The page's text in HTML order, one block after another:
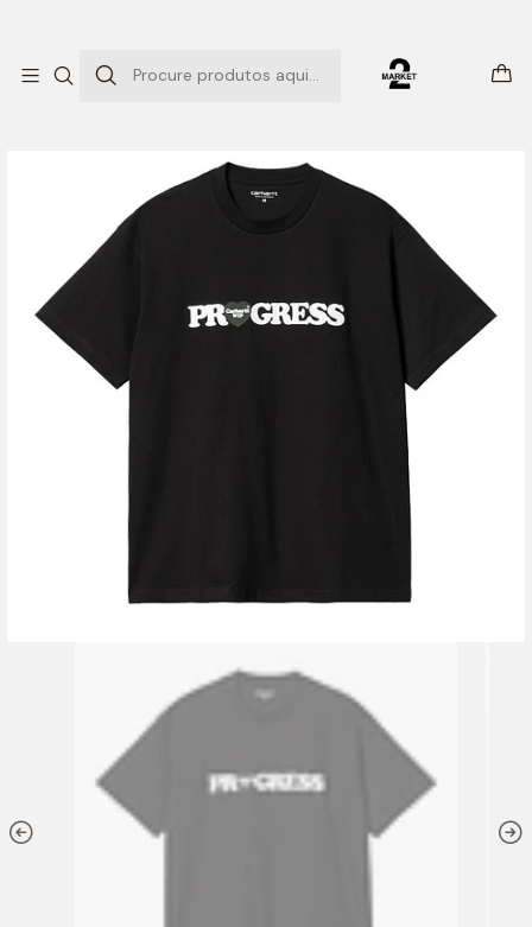
Início T-SHIRTS I HEART PROGRESS T-SHIRT (BLACK)